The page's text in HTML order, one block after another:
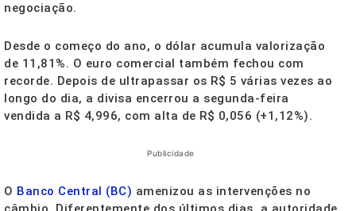
negociação.
Desde o começo do ano, o dólar acumula valorização
de 11,81%. O euro comercial também fechou com
recorde. Depois de ultrapassar os R$ 5 várias vezes ao
longo do dia, a divisa encerrou a segunda-feira
vendida a R$ 4,996, com alta de R$ 0,056 (+1,12%).
Publicidade
O Banco Central (BC) amenizou as intervenções no